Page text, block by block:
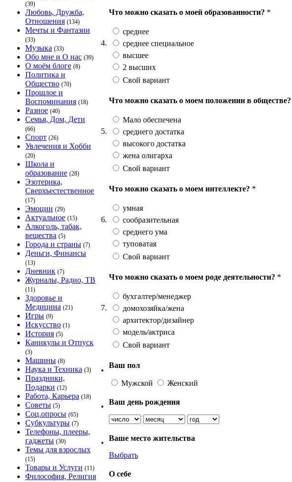
(39)
Любовь, Дружба,
Отношения (134)
Мечты и Фантазии
(33)
Музыка (33)
Обо мне и О нас (39)
О моём блоге (8)
Политика и
Общество (70)
Прошлое и
Воспоминания (18)
Разное (40)
Семья, Дом, Дети
(66)
Спорт (26)
Увлечения и Хобби
(20)
Школа и
образование (28)
Эзотерика,
Сверхъестественное
(17)
Эмоции (29)
Актуальное (15)
Алкоголь, табак,
вещества (5)
Города и страны (7)
Деньги, Финансы
(13)
Дневник (7)
Журналы, Радио, ТВ
(11)
Здоровье и
Медицина (21)
Игры (9)
Искусство (1)
История (5)
Каникулы и Отпуск
(3)
Машины (8)
Наука и Техника (3)
Праздники,
Подарки (12)
Работа, Карьера (18)
Советы (5)
Соц.опросы (65)
Субкультуры (7)
Телефоны, плееры,
гаджеты (30)
Темы для взрослых
(15)
Товары и Услуги (11)
Философия, Религия
4.
Что можно сказать о моей образованности? *
среднее
среднее специальное
высшее
2 высших
Свой вариант
5.
Что можно сказать о моем положении в обществе?
Мало обеспечена
среднего достатка
высокого достатка
жена олигарха
Свой вариант
6.
Что можно сказать о моем интеллекте? *
умная
сообразительная
среднего ума
туповатая
Свой вариант
7.
Что можно сказать о моем роде деятельности? *
бухгалтер/менеджер
домохозяйка/жена
архитектор/дизайнер
модель/актриса
Свой вариант
•
Ваш пол
Мужской Женский
•
Ваш день рождения
•
Ваше место жительства
Выбрать
О себе